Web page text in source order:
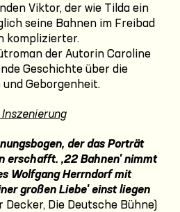
Viktor, der wie Tilda ein
seine Bahnen im Freibad
komplizierter.
der Autorin Caroline
Geschichte über die
Geborgenheit.
der das Porträt
erschafft. ,22 Bahnen' nimmt
Wolfgang Herrndorf mit
großen Liebe' einst liegen
Decker, Die Deutsche Bühne)